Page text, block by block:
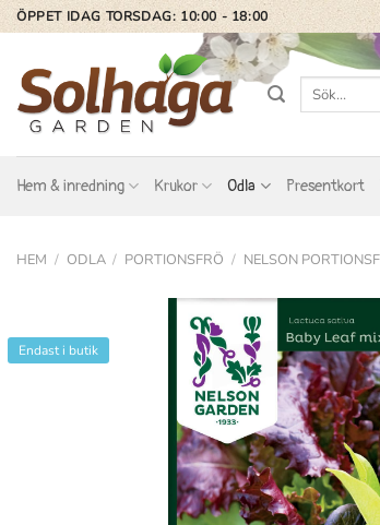
Skip
to
content
ÖPPET IDAG TORSDAG: 10:00 - 18:00
Sök
Hem & inredning Krukor Odla Presentkort
HEM / ODLA / PORTIONSFRÖ / NELSON
Endast i butik